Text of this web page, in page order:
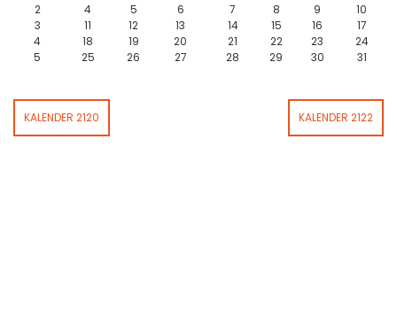
2
4 5 6 7 8 9
10
3
11 12 13 14 15 16
17
4
18 19 20 21 22 23
24
5
25 26 27 28 29 30 31
KALENDER 2120 KALENDER 2122